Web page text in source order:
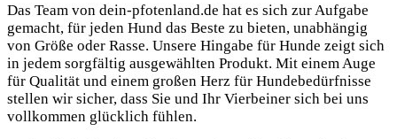
Das Team von dein-pfotenland.de hat es sich zur Aufgabe
gemacht, für jeden Hund das Beste zu bieten, unabhängig
von Größe oder Rasse. Unsere Hingabe für Hunde zeigt sich
in jedem sorgfältig ausgewählten Produkt. Mit einem Auge
für Qualität und einem großen Herz für Hundebedürfnisse
stellen wir sicher, dass Sie und Ihr Vierbeiner sich bei uns
vollkommen glücklich fühlen.